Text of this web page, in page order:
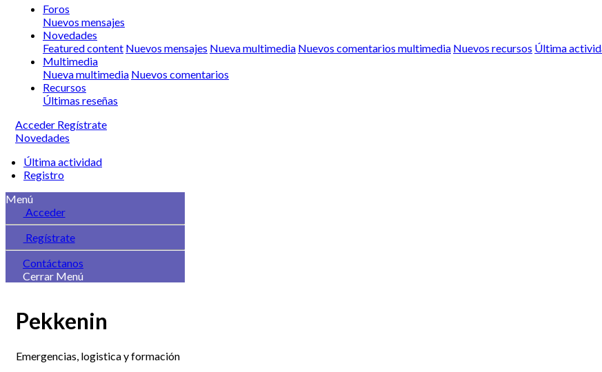
Foros
Nuevos mensajes
Novedades
Featured content Nuevos mensajes Nueva multimedia Nuevos comentarios multimedia Nuevos recursos Última
Multimedia
Nueva multimedia Nuevos comentarios
Recursos
Últimas reseñas
Acceder Regístrate
Novedades
Última actividad
Registro
Menú
Acceder
Regístrate
Contáctanos
Cerrar Menú
Pekkenin
Emergencias, logistica y formación